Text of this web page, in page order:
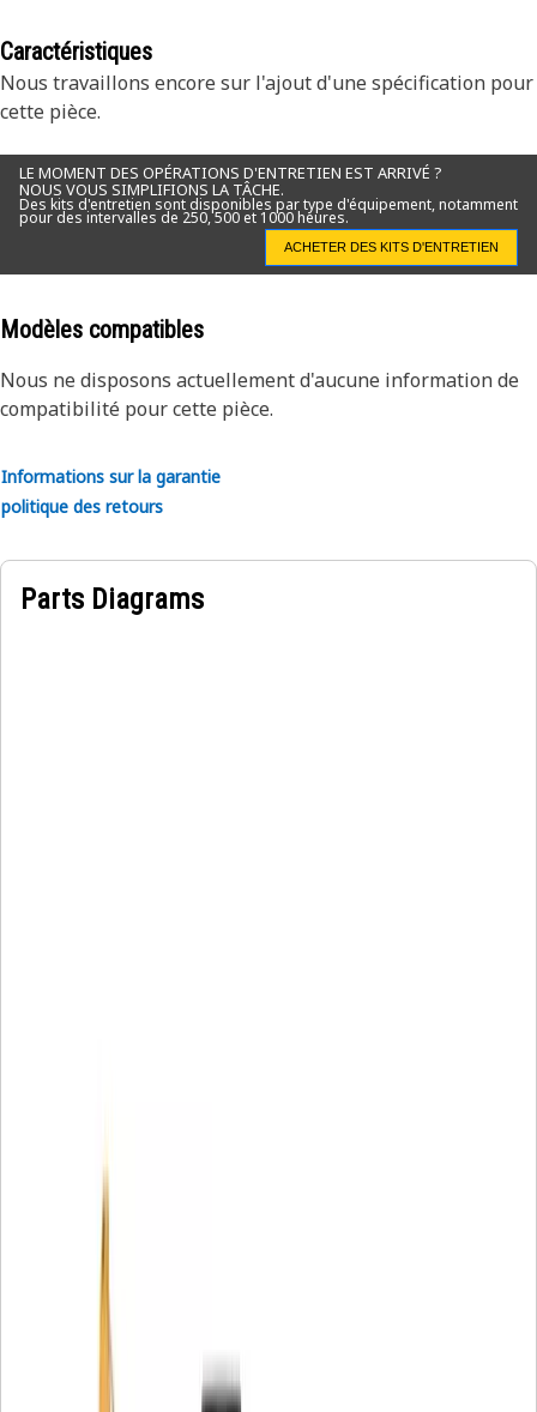
Caractéristiques
Nous travaillons encore sur l'ajout d'une spécification pour
cette pièce.
LE MOMENT DES OPÉRATIONS D'ENTRETIEN EST ARRIVÉ ?
NOUS VOUS SIMPLIFIONS LA TÂCHE.
Des kits d'entretien sont disponibles par type d'équipement, notamment
pour des intervalles de 250, 500 et 1000 heures.
ACHETER DES KITS D'ENTRETIEN
Modèles compatibles
Nous ne disposons actuellement d'aucune information de
compatibilité pour cette pièce.
Informations sur la garantie
politique des retours
Parts Diagrams